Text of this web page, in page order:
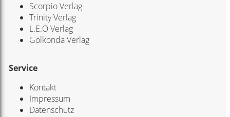
Scorpio Verlag
Trinity Verlag
L.E.O Verlag
Golkonda Verlag
Service
Kontakt
Impressum
Datenschutz